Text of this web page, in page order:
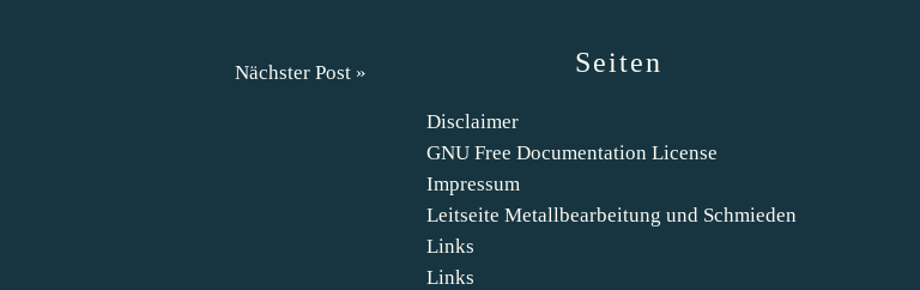
Nächster Post » Seiten
Disclaimer
GNU Free Documentation License
Impressum
Leitseite Metallbearbeitung und Schmieden
Links
Links